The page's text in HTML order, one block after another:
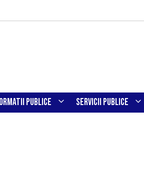
PUBLICE SERVICII PUBLICE